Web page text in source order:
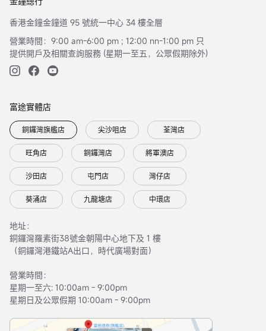
香港金鐘金鐘道 95 號統一中心 34 樓全層
營業時間：9:00 am-6:00 pm ; 12:00 nn-1:00 pm 只
提供開戶及相關查詢服務 (星期一至五，公眾假期除外)
富途實體店
銅鑼灣旗艦店 尖沙咀店 荃灣店
旺角店 銅鑼灣店 將軍澳店
沙田店 屯門店 灣仔店
葵涌店 九龍塘店 中環店
地址：
銅鑼灣羅素街38號金朝陽中心地下及 1 樓
（銅鑼灣港鐵站A出口，時代廣場對面）
營業時間：
星期一至六: 10:00am - 9:00pm
星期日及公眾假期 10:00am - 9:00pm